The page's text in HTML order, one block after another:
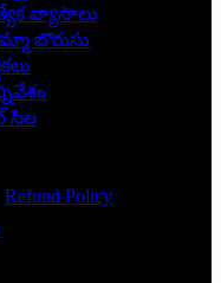
వ్యాసాలు
బొరుసు
సిల
Refund Policy